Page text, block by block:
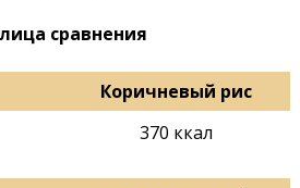
сравнения
Коричневый рис
370 ккал